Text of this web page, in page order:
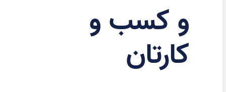
و کسب و
کارتان